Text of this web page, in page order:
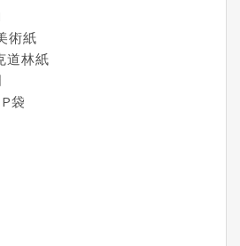
術紙
林紙
袋